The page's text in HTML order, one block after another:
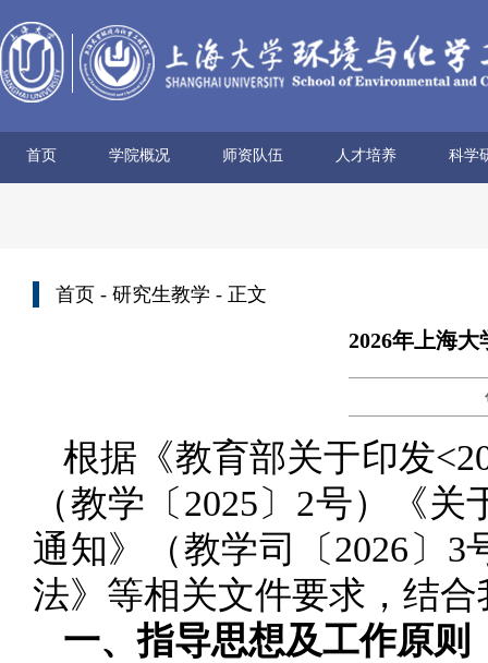
首页 学院概况 师资队伍 人才培养 科学
首页 - 研究生教学 - 正文
2026年上海
根据《教育部关于印发
（教学〔2025〕2号）《
通知》（教学司〔2026〕
法》等相关文件要求，结
一、指导思想及工作原则